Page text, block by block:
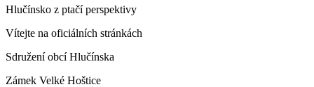
Hlučínsko z ptačí perspektivy
Vítejte na oficiálních stránkách
Sdružení obcí Hlučínska
Zámek Velké Hoštice